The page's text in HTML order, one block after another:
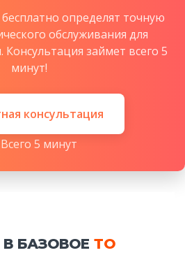
определят точную
обслуживания для
займет всего 5
минут!
консультация
Всего 5 минут
БАЗОВОЕ ТО